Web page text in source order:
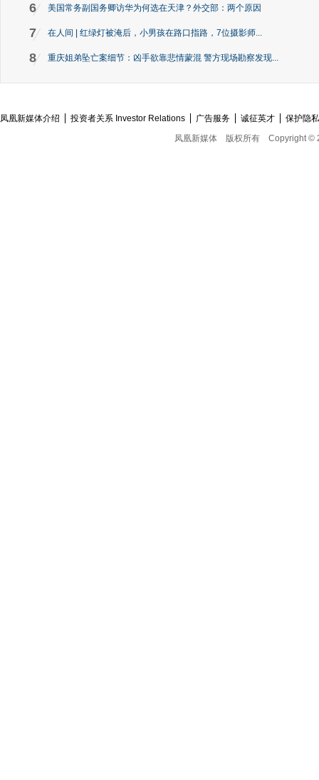
6 美国常务副国务卿访华为何选在天津？外交部：两个原因
7 在人间 | 红绿灯被淹后，小男孩在路口指路，7位摄影师...
8 重庆姐弟坠亡案细节：凶手欲靠悲情蒙混 警方现场勘察发现...
凤凰新媒体介绍 投资者关系 Investor Relations 广告服务 诚征英才
保护隐
凤凰新媒体
版权所有 Copyright ©